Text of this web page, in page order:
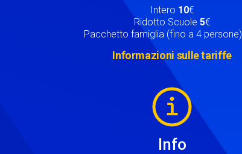
Intero 10€
Ridotto Scuole 5€
Pacchetto famiglia (fino a 4 persone)
Informazioni sulle tariffe
Info